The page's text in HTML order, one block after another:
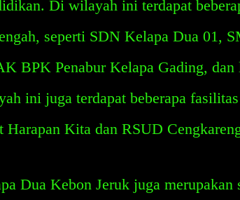
Di wilayah ini terdapat
seperti SDN Kelapa Dua 01,
BPK Penabur Kelapa Gading,
ini juga terdapat beberapa
Harapan Kita dan RSUD
Dua Kebon Jeruk juga merupakan